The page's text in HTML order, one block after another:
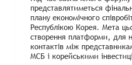
представлятиметься
плану економічного
Республікою Корея. Мета
створення платформи, для
контактів між
МСБ і корейськими